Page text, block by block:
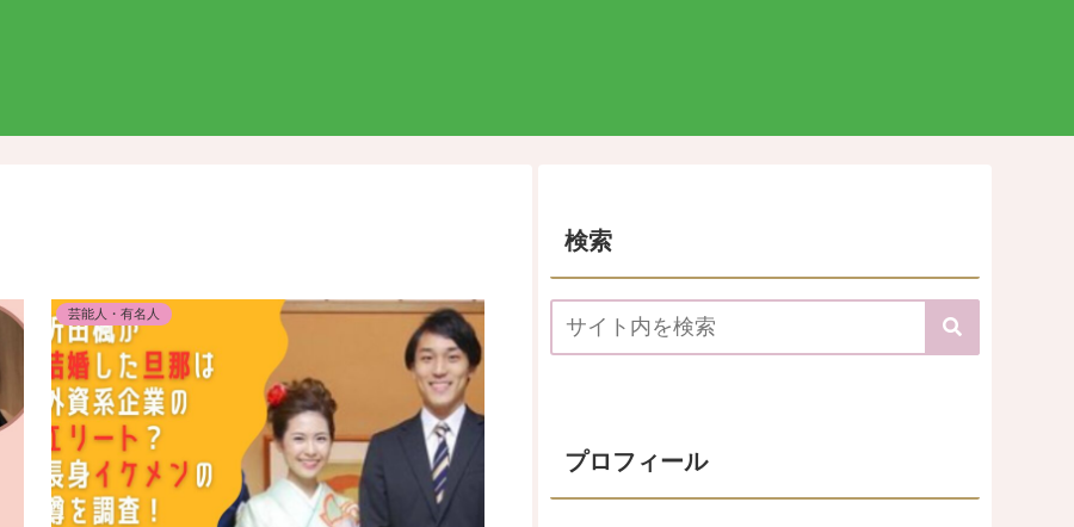
芸能人・有名人
検索
プロフィール